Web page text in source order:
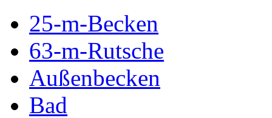
25-m-Becken
63-m-Rutsche
Außenbecken
Bad